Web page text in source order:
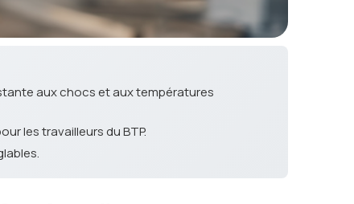
aux chocs et aux températures
les travailleurs du BTP.